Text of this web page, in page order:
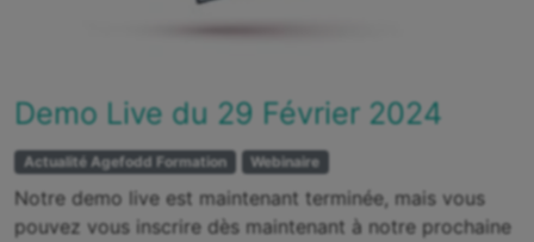
Demo Live du 29 Février 2024
Actualité Agefodd Formation Webinaire
Notre demo live est maintenant terminée, mais vous
pouvez vous inscrire dès maintenant à notre prochaine